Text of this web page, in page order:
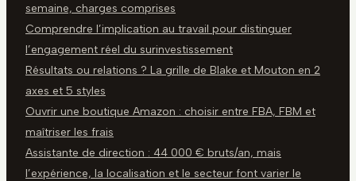
semaine, charges comprises
Comprendre l’implication au travail pour distinguer
l’engagement réel du surinvestissement
Résultats ou relations ? La grille de Blake et Mouton en 2
axes et 5 styles
Ouvrir une boutique Amazon : choisir entre FBA, FBM et
maîtriser les frais
Assistante de direction : 44 000 € bruts/an, mais
l’expérience, la localisation et le secteur font varier le